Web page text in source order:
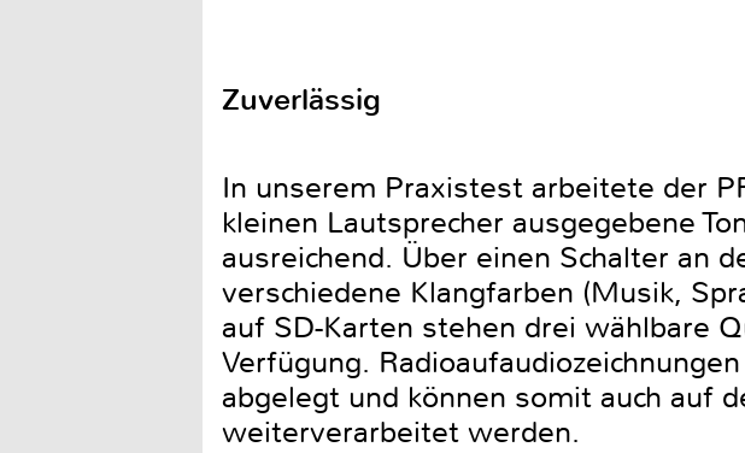
Zuverlässig
In unserem Praxistest arbeitete der
kleinen Lautsprecher ausgegebene
ausreichend. Über einen Schalter an
verschiedene Klangfarben (Musik,
auf SD-Karten stehen drei wählbare
Verfügung.
abgelegt und können somit auch auf
weiterverarbeitet werden.